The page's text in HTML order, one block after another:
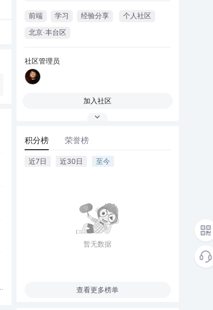
前端 学习 经验分享 个人社区
北京·丰台区
社区管理员
加入社区
积分榜 荣誉榜
近7日 近30日 至今
暂无数据
查看更多榜单